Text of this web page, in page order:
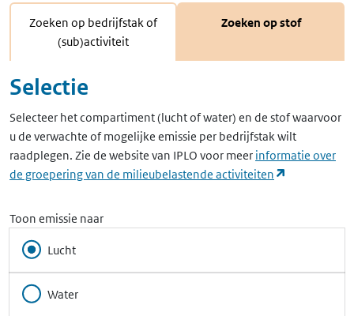
Zoeken op bedrijfstak of
(sub)activiteit
Zoeken op stof
Selectie
Selecteer het compartiment (lucht of water) en de stof waarvoor
u de verwachte of mogelijke emissie per bedrijfstak wilt
raadplegen. Zie de website van IPLO voor meer informatie over
de groepering van de milieubelastende activiteiten
Toon emissie naar
Lucht
Water